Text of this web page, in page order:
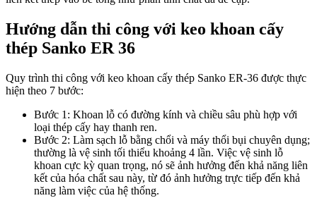
Hướng dẫn thi công với keo khoan cấy
thép Sanko ER 36
Quy trình thi công với keo khoan cấy thép Sanko ER-36 được thực
hiện theo 7 bước:
Bước 1: Khoan lỗ có đường kính và chiều sâu phù hợp với
loại thép cấy hay thanh ren.
Bước 2: Làm sạch lỗ bằng chổi và máy thổi bụi chuyên dụng;
thường là vệ sinh tối thiểu khoảng 4 lần. Việc vệ sinh lỗ
khoan cực kỳ quan trọng, nó sẽ ảnh hưởng đến khả năng liên
kết của hóa chất sau này, từ đó ảnh hưởng trực tiếp đến khả
năng làm việc của hệ thống.